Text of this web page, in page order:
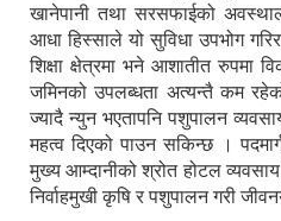
खानेपानी तथा सरसफाईको
आधा हिस्साले यो सुविधा उपभोग
शिक्षा क्षेत्रमा भने आशातीत रुपमा
जमिनको उपलब्धता अत्यन्तै कम
ज्यादै न्युन भएतापनि पशुपालन
महत्व दिएको पाउन सकिन्छ ।
मुख्य आम्दानीको श्रोत होटल व्यवसाय
निर्वाहमुखी कृषि र पशुपालन गरी